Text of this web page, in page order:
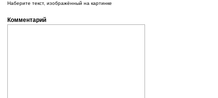
Наберите текст, изображённый на картинке
Комментарий